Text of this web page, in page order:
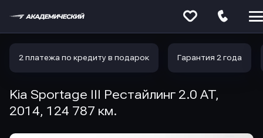
2 платежа по кредиту в подарок Гарантия 2 года
Kia Sportage III Рестайлинг 2.0 AT,
2014, 124 787 км.